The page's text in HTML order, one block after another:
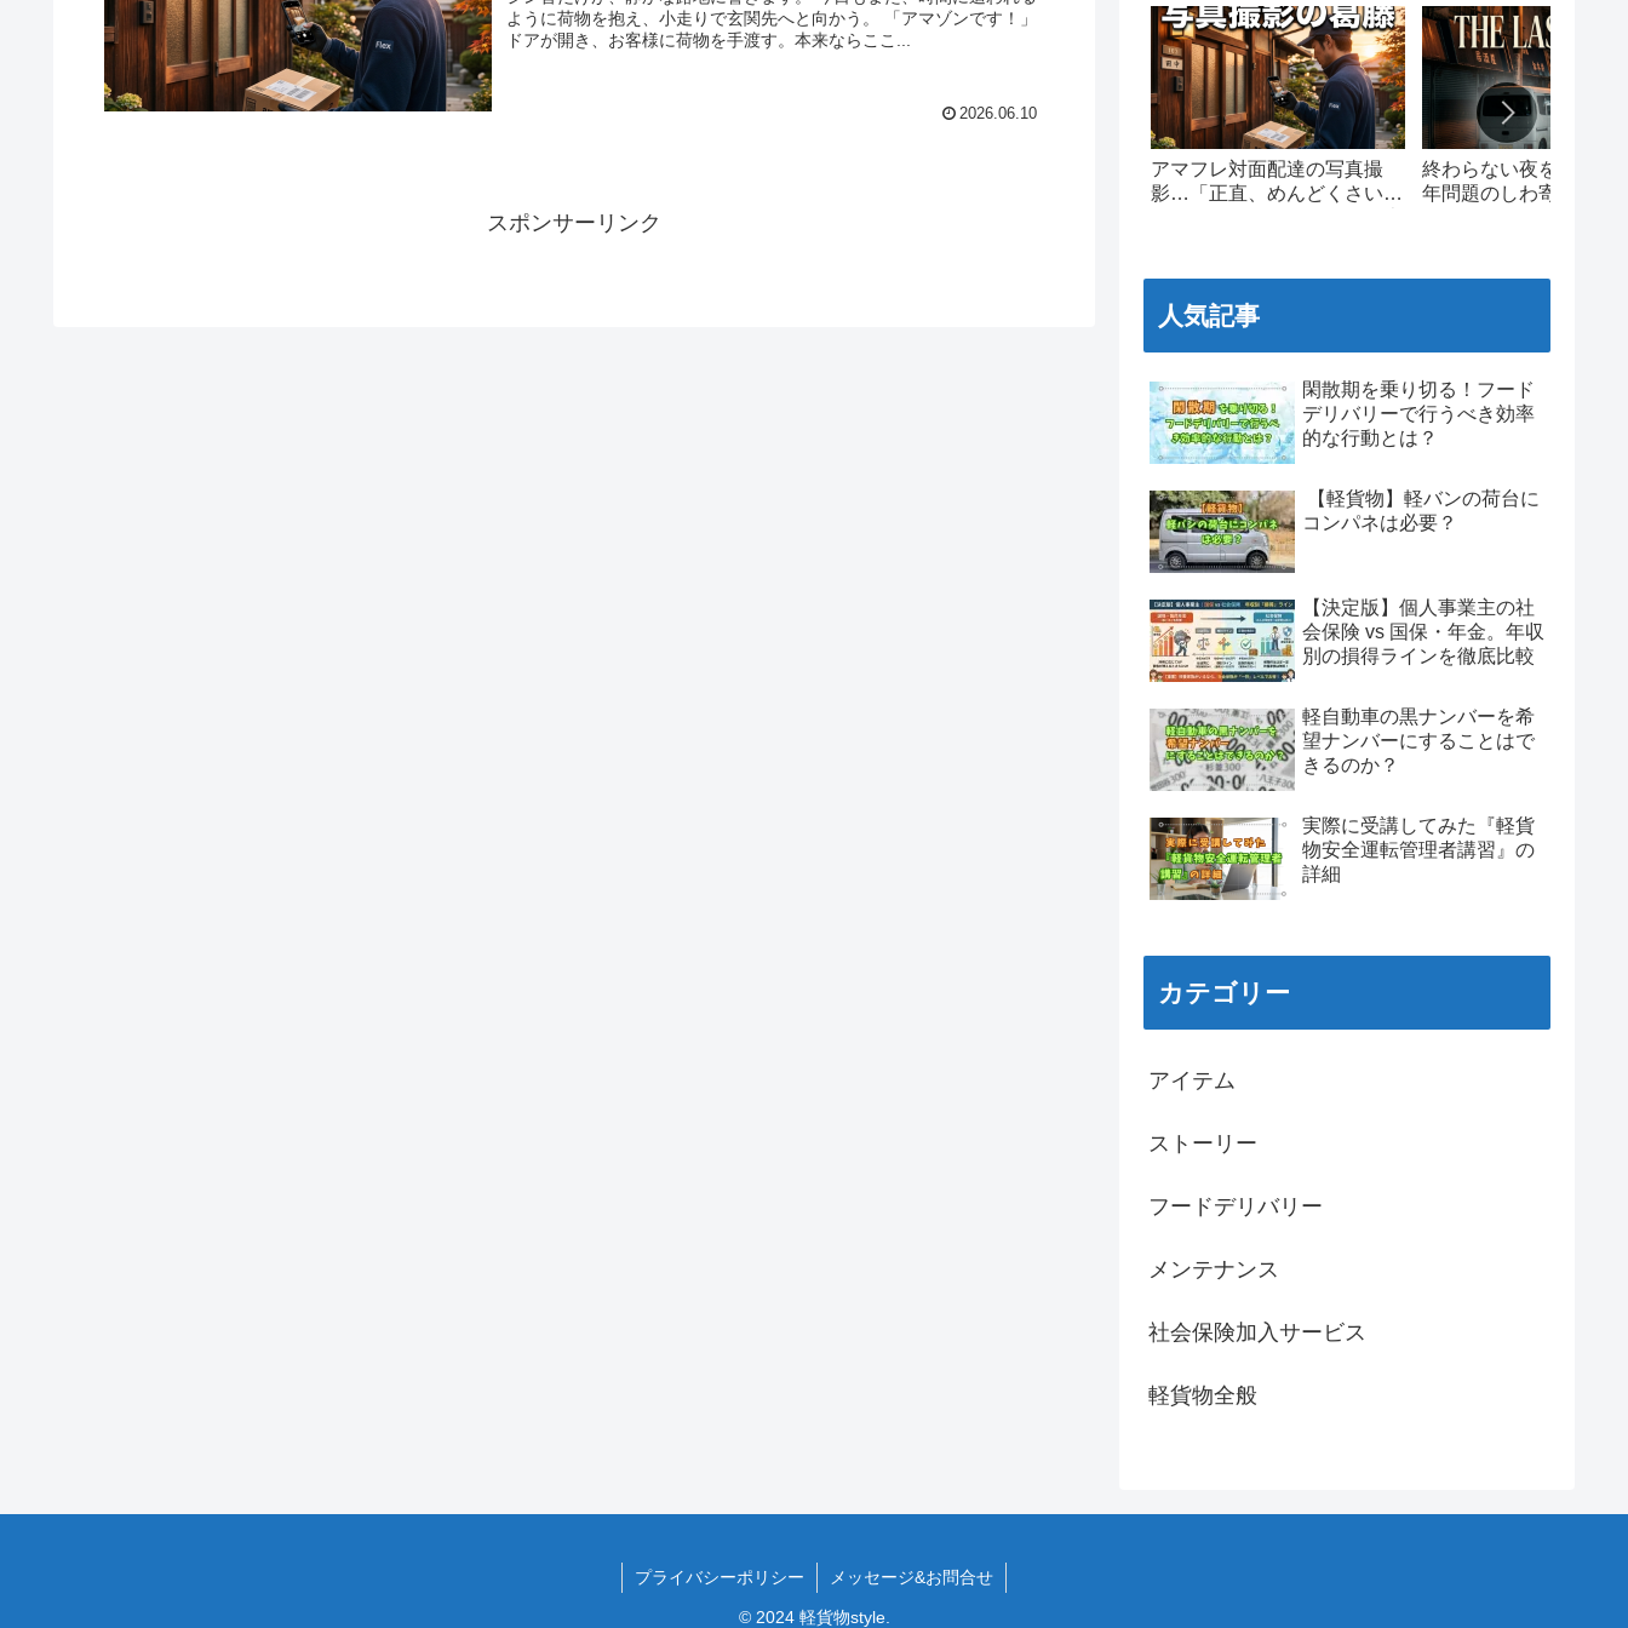
ように荷物を抱え、小走りで玄関先へと向かう。 「アマゾンです！」
ドアが開き、お客様に荷物を手渡す。本来ならここ...
2026.06.10
スポンサーリンク
アマフレ対面配達の写真撮
影…「正直、めんどくさい」
終わらない夜を走る。
年問題のしわ寄せと、
人気記事
閑散期を乗り切る！フード
デリバリーで行うべき効率
的な行動とは？
【軽貨物】軽バンの荷台に
コンパネは必要？
【決定版】個人事業主の社
会保険 vs 国保・年金。年収
別の損得ラインを徹底比較
軽自動車の黒ナンバーを希
望ナンバーにすることはで
きるのか？
実際に受講してみた『軽貨
物安全運転管理者講習』の
詳細
カテゴリー
アイテム
ストーリー
フードデリバリー
メンテナンス
社会保険加入サービス
軽貨物全般
プライバシーポリシー メッセージ&お問合せ
© 2024 軽貨物style.